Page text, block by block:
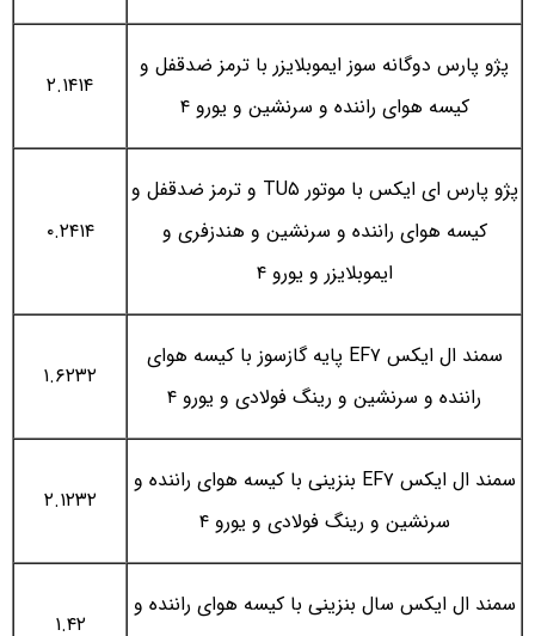
پژو پارس دوگانه سوز ایموبلایزر با ترمز ضدقفل و
کیسه هوای راننده و سرنشین و یورو ۴
۲.۱۴۱۴
پژو پارس ای ایکس با موتور TU۵ و ترمز ضدقفل و
کیسه هوای راننده و سرنشین و هندزفری و
ایموبلایزر و یورو ۴
۰.۲۴۱۴
سمند ال ایکس EF۷ پایه گازسوز با کیسه هوای
راننده و سرنشین و رینگ فولادی و یورو ۴
۱.۶۲۳۲
سمند ال ایکس EF۷ بنزینی با کیسه هوای راننده و
سرنشین و رینگ فولادی و یورو ۴
۲.۱۲۳۲
سمند ال ایکس سال بنزینی با کیسه هوای راننده و
۱.۴۲